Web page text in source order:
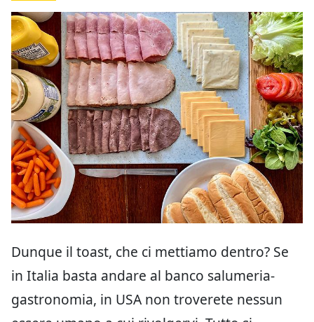
Dunque il toast, che ci mettiamo dentro? Se
in Italia basta andare al banco salumeria-
gastronomia, in USA non troverete nessun